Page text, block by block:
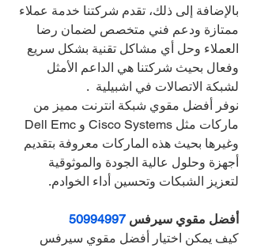
بالإضافة إلى ذلك، تقدم شركتنا خدمة عملاء
ممتازة ودعم فني متخصص لضمان رضا
العملاء وحل أي مشاكل تقنية بشكل سريع
وفعال بحيث شركتنا هي الداعم الأمثل
لشبكة الاتصالات في اشبيلية  .
نوفر أفضل مقوي شبكة انترنت مميز من
وغيرها بحيث هذه الماركات معروفة بتقديم
أجهزة وحلول عالية الجودة والموثوقية
لتعزيز الشبكات وتحسين أداء الخوادم.
أفضل مقوي سيرفس 50994997
كيف يمكن اختيار أفضل مقوي سيرفس